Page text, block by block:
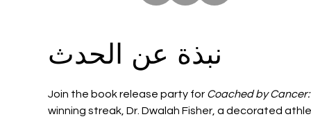
نبذة عن الحدث
Join the book release party for Coached by
winning streak, Dr. Dwalah Fisher, a decorated